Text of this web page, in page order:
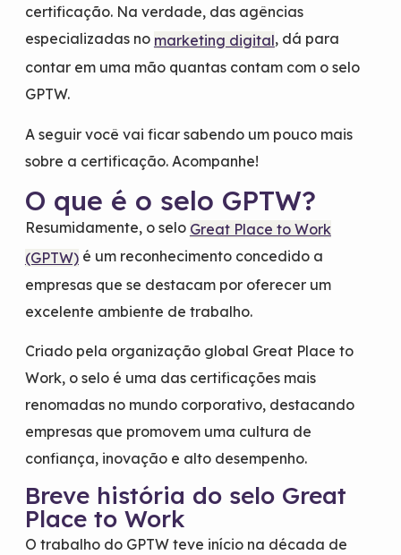
certificação. Na verdade, das agências
especializadas no marketing digital, dá para
contar em uma mão quantas contam com o selo
GPTW.
A seguir você vai ficar sabendo um pouco mais
sobre a certificação. Acompanhe!
O que é o selo GPTW?
Resumidamente, o selo Great Place to Work
(GPTW)é um reconhecimento concedido a
empresas que se destacam por oferecer um
excelente ambiente de trabalho.
Criado pela organização global Great Place to
Work, o selo é uma das certificações mais
renomadas no mundo corporativo, destacando
empresas que promovem uma cultura de
confiança, inovação e alto desempenho.
Breve história do selo Great
Place to Work
O trabalho do GPTW teve início na década de